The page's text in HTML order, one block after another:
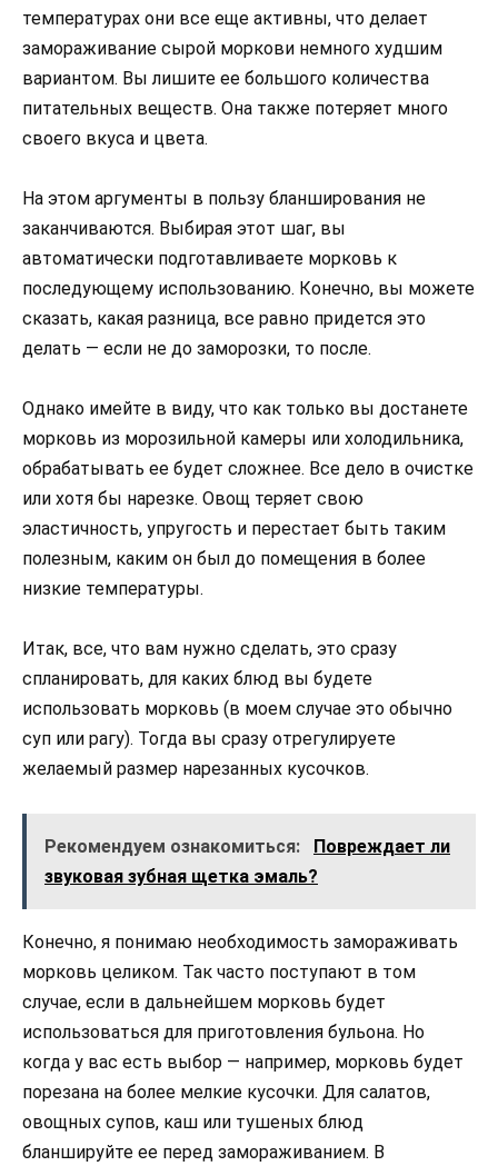
температурах они все еще активны, что делает
замораживание сырой моркови немного худшим
вариантом. Вы лишите ее большого количества
питательных веществ. Она также потеряет много
своего вкуса и цвета.
На этом аргументы в пользу бланширования не
заканчиваются. Выбирая этот шаг, вы
автоматически подготавливаете морковь к
последующему использованию. Конечно, вы можете
сказать, какая разница, все равно придется это
делать — если не до заморозки, то после.
Однако имейте в виду, что как только вы достанете
морковь из морозильной камеры или холодильника,
обрабатывать ее будет сложнее. Все дело в очистке
или хотя бы нарезке. Овощ теряет свою
эластичность, упругость и перестает быть таким
полезным, каким он был до помещения в более
низкие температуры.
Итак, все, что вам нужно сделать, это сразу
спланировать, для каких блюд вы будете
использовать морковь (в моем случае это обычно
суп или рагу). Тогда вы сразу отрегулируете
желаемый размер нарезанных кусочков.
Рекомендуем ознакомиться:
Повреждает ли
звуковая зубная щетка эмаль?
Конечно, я понимаю необходимость замораживать
морковь целиком. Так часто поступают в том
случае, если в дальнейшем морковь будет
использоваться для приготовления бульона. Но
когда у вас есть выбор — например, морковь будет
порезана на более мелкие кусочки. Для салатов,
овощных супов, каш или тушеных блюд
бланшируйте ее перед замораживанием. В